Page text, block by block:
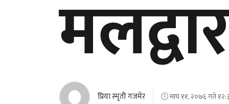
प्रिया स्मृती गजमेर माघ ११, २०७६ गते